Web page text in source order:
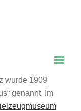
wurde 1909
genannt. Im